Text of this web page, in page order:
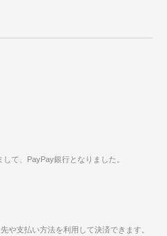
て、PayPay銀行となりました。
や支払い方法を利用して決済できます。